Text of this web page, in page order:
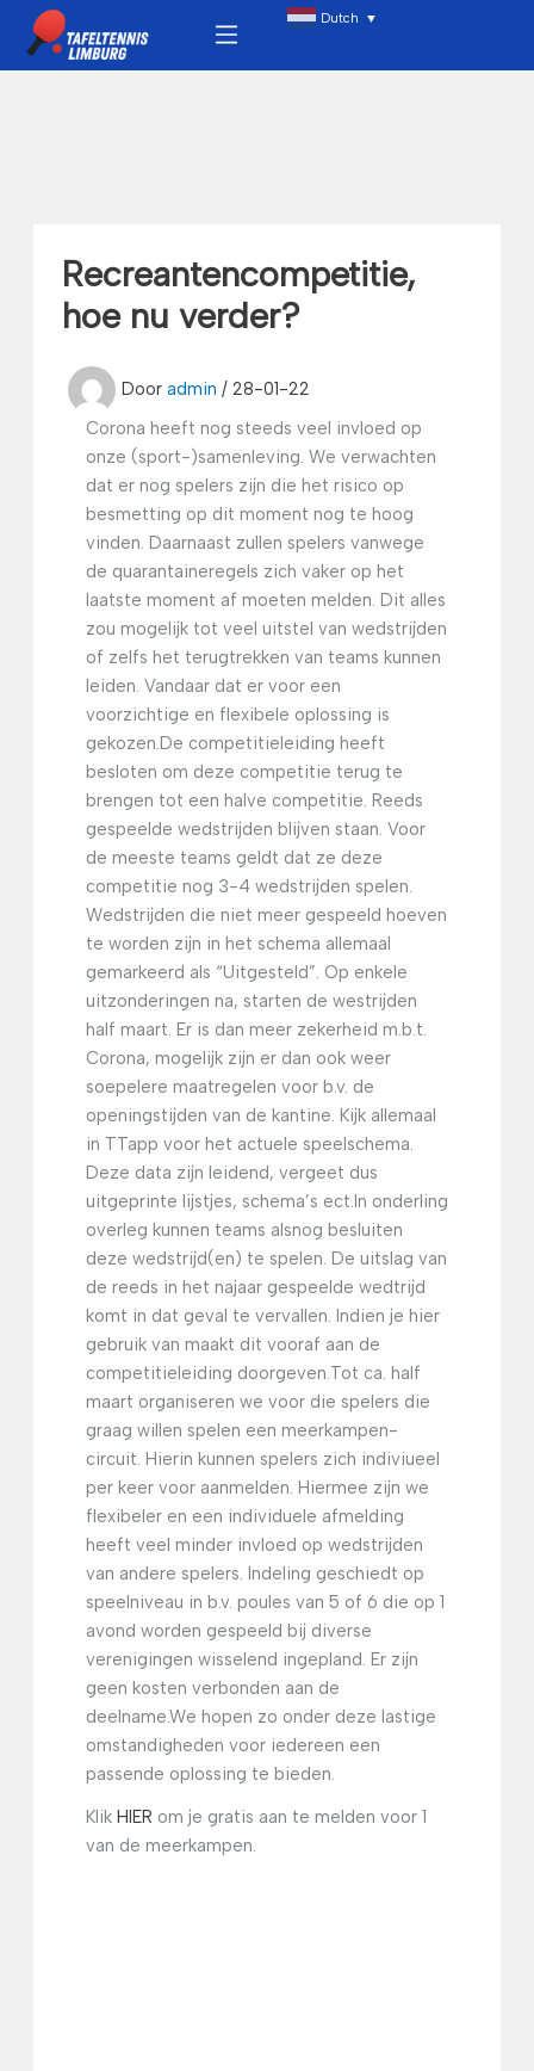
naar
de
Menu Dutch ▼
Recreantencompetitie,
hoe nu verder?
Door admin / 28-01-22
Corona heeft nog steeds veel invloed op
onze (sport-)samenleving. We verwachten
dat er nog spelers zijn die het risico op
besmetting op dit moment nog te hoog
vinden. Daarnaast zullen spelers vanwege
de quarantaineregels zich vaker op het
laatste moment af moeten melden. Dit alles
zou mogelijk tot veel uitstel van wedstrijden
of zelfs het terugtrekken van teams kunnen
leiden. Vandaar dat er voor een
voorzichtige en flexibele oplossing is
gekozen.De competitieleiding heeft
besloten om deze competitie terug te
brengen tot een halve competitie. Reeds
gespeelde wedstrijden blijven staan. Voor
de meeste teams geldt dat ze deze
competitie nog 3-4 wedstrijden spelen.
Wedstrijden die niet meer gespeeld hoeven
te worden zijn in het schema allemaal
gemarkeerd als “Uitgesteld”. Op enkele
uitzonderingen na, starten de westrijden
half maart. Er is dan meer zekerheid m.b.t.
Corona, mogelijk zijn er dan ook weer
soepelere maatregelen voor b.v. de
openingstijden van de kantine. Kijk allemaal
in TTapp voor het actuele speelschema.
Deze data zijn leidend, vergeet dus
uitgeprinte lijstjes, schema’s ect.In onderling
overleg kunnen teams alsnog besluiten
deze wedstrijd(en) te spelen. De uitslag van
de reeds in het najaar gespeelde wedtrijd
komt in dat geval te vervallen. Indien je hier
gebruik van maakt dit vooraf aan de
competitieleiding doorgeven.Tot ca. half
maart organiseren we voor die spelers die
graag willen spelen een meerkampen-
circuit. Hierin kunnen spelers zich indiviueel
per keer voor aanmelden. Hiermee zijn we
flexibeler en een individuele afmelding
heeft veel minder invloed op wedstrijden
van andere spelers. Indeling geschiedt op
speelniveau in b.v. poules van 5 of 6 die op 1
avond worden gespeeld bij diverse
verenigingen wisselend ingepland. Er zijn
geen kosten verbonden aan de
deelname.We hopen zo onder deze lastige
omstandigheden voor iedereen een
passende oplossing te bieden.
Klik HIER om je gratis aan te melden voor 1
van de meerkampen.